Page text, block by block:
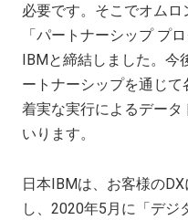
必要です。そこでオム
「パートナーシップ プ
IBMと締結しました。今
ートナーシップを通じ
着実な実行によるデータ
いります。
日本IBMは、お客様の
し、2020年5月に「デジ